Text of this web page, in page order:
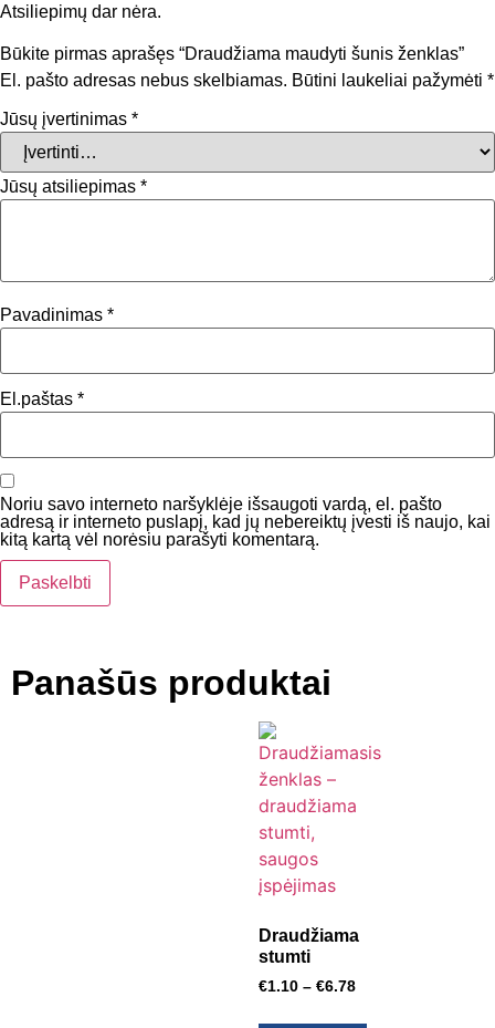
Atsiliepimų dar nėra.
Būkite pirmas aprašęs “Draudžiama maudyti šunis ženklas”
El. pašto adresas nebus skelbiamas. Būtini laukeliai pažymėti *
Jūsų įvertinimas *
Jūsų atsiliepimas *
Pavadinimas *
El.paštas *
Noriu savo interneto naršyklėje išsaugoti vardą, el. pašto
adresą ir interneto puslapį, kad jų nebereiktų įvesti iš naujo, kai
kitą kartą vėl norėsiu parašyti komentarą.
Panašūs produktai
Draudžiama
stumti
€1.10 – €6.78